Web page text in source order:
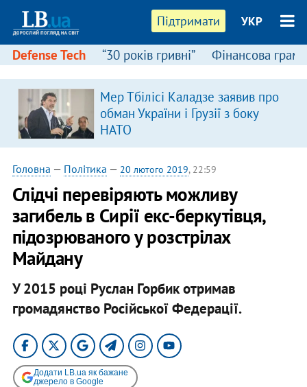
Підтримати УКР
Defense Tech “30 років гривні” Фінансова
Мер Тбілісі Каладзе заявив про
обман України і Грузії з боку
НАТО
Головна — Політика — 20 лютого 2019, 22:59
Слідчі перевіряють можливу
загибель в Сирії екс-беркутівця,
підозрюваного у розстрілах
Майдану
У 2015 році Руслан Горбик отримав
громадянство Російської Федерації.
Додати LB.ua як бажане
джерело в Google